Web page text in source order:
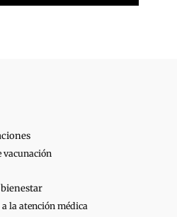
vacunación
a la atención médica